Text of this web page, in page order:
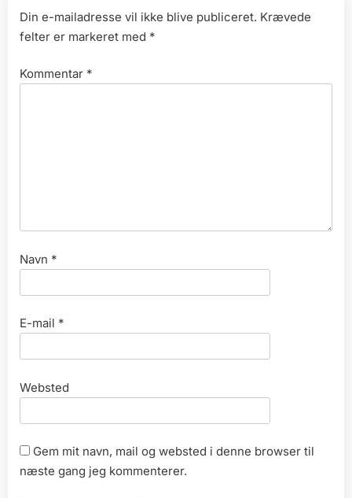
Din e-mailadresse vil ikke blive publiceret. Krævede
felter er markeret med *
Kommentar *
Navn *
E-mail *
Websted
Gem mit navn, mail og websted i denne browser til
næste gang jeg kommenterer.